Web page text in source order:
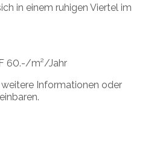
in einem ruhigen Viertel im
60.-/m²/Jahr
Informationen oder